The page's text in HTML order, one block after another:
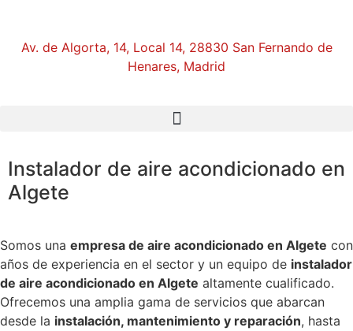
Av. de Algorta, 14, Local 14, 28830 San Fernando de
Henares, Madrid
Instalador de aire acondicionado en
Algete
Somos una empresa de aire acondicionado en Algete con
años de experiencia en el sector y un equipo de instalador
de aire acondicionado en Algete altamente cualificado.
Ofrecemos una amplia gama de servicios que abarcan
desde la instalación, mantenimiento y reparación, hasta